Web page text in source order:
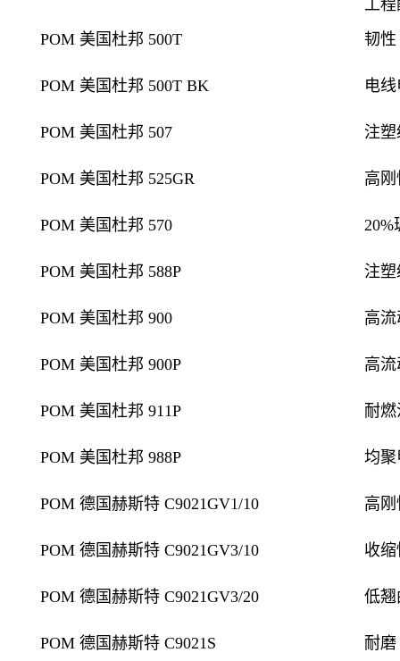
工
POM 美国杜邦 500T
韧性
POM 美国杜邦 500T BK 电
POM 美国杜邦 507 注塑
POM 美国杜邦 525GR 高
POM 美国杜邦 570
POM 美国杜邦 588P 注
POM 美国杜邦 900 高
POM 美国杜邦 900P 高
POM 美国杜邦 911P 耐
POM 美国杜邦 988P 均聚
POM 德国赫斯特 C9021GV1/10 高
POM 德国赫斯特 C9021GV3/10 收
POM 德国赫斯特 C9021GV3/20 低翘
POM 德国赫斯特 C9021S 耐磨